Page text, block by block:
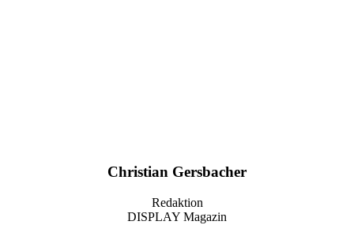
Christian Gersbacher
Redaktion
DISPLAY Magazin